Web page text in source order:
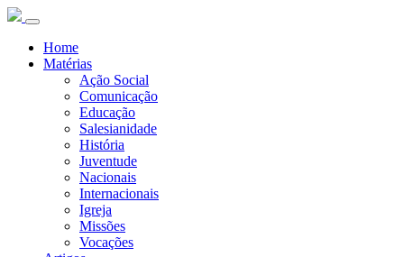
Home
Matérias
Ação Social
Comunicação
Educação
Salesianidade
História
Juventude
Nacionais
Internacionais
Igreja
Missões
Vocações